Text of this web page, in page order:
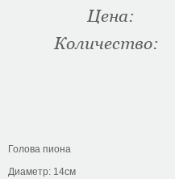
Цена:
Количество:
Голова пиона
Диаметр: 14см